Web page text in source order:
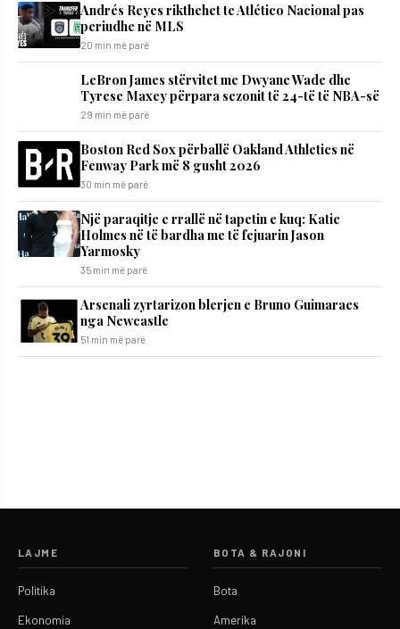
Andrés Reyes rikthehet te Atlético Nacional pas
periudhe në MLS
20 min më parë
LeBron James stërvitet me Dwyane Wade dhe
Tyrese Maxey përpara sezonit të 24-të të NBA-së
29 min më parë
Boston Red Sox përballë Oakland Athletics në
Fenway Park më 8 gusht 2026
30 min më parë
Një paraqitje e rrallë në tapetin e kuq: Katie
Holmes në të bardha me të fejuarin Jason
Yarmosky
35 min më parë
Arsenali zyrtarizon blerjen e Bruno Guimaraes
nga Newcastle
51 min më parë
LAJME
Politika
Ekonomia
BOTA & RAJONI
Bota
Amerika